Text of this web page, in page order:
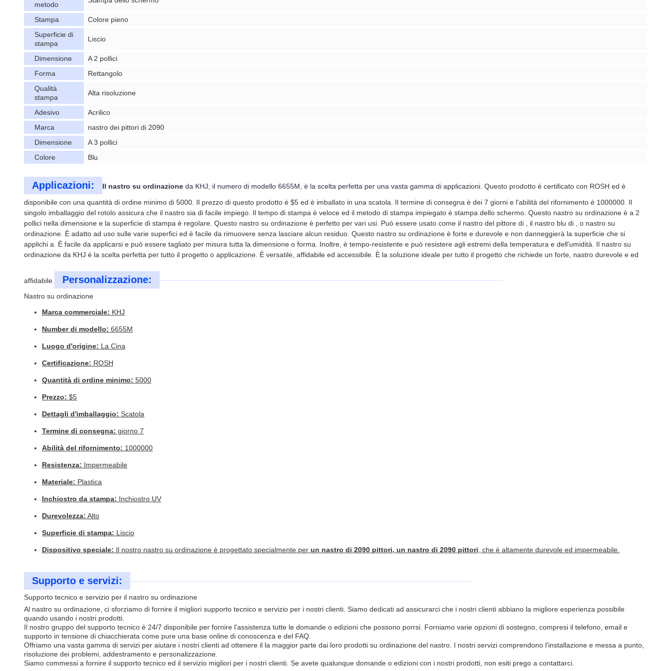
metodo
Stampa
Colore pieno
Superficie di
stampa
Liscio
Dimensione
A 2 pollici
Forma
Rettangolo
Qualità
stampa
Alta risoluzione
Adesivo
Acrilico
Marca
nastro dei pittori di 2090
Dimensione
A 3 pollici
Colore
Blu
Applicazioni: Il nastro su ordinazioneda KHJ, il numero di modello 6655M, è la scelta perfetta per una vasta gamma di applicazioni. Questo prodotto è certificato con ROSH ed è
disponibile con una quantità di ordine minimo di 5000. Il prezzo di questo prodotto è $5 ed è imballato in una scatola. Il termine di consegna è dei 7 giorni e l'abilità del rifornimento è 1000000. Il
singolo imballaggio del rotolo assicura che il nastro sia di facile impiego. Il tempo di stampa è veloce ed il metodo di stampa impiegato è stampa dello schermo. Questo nastro su ordinazione è a 2
pollici nella dimensione e la superficie di stampa è regolare. Questo nastro su ordinazione è perfetto per vari usi. Può essere usato come il nastro del pittore di , il nastro blu di , o nastro su
ordinazione. È adatto ad uso sulle varie superfici ed è facile da rimuovere senza lasciare alcun residuo. Questo nastro su ordinazione è forte e durevole e non danneggierà la superficie che si
applichi a. È facile da applicarsi e può essere tagliato per misura tutta la dimensione o forma. Inoltre, è tempo-resistente e può resistere agli estremi della temperatura e dell'umidità. Il nastro su
ordinazione da KHJ è la scelta perfetta per tutto il progetto o applicazione. È versatile, affidabile ed accessibile. È la soluzione ideale per tutto il progetto che richiede un forte, nastro durevole e ed
affidabile. Personalizzazione:
Nastro su ordinazione
Marca commerciale: KHJ
Number di modello: 6655M
Luogo d'origine: La Cina
Certificazione: ROSH
Quantità di ordine minimo: 5000
Prezzo: $5
Dettagli d'imballaggio: Scatola
Termine di consegna: giorno 7
Abilità del rifornimento: 1000000
Resistenza: Impermeabile
Materiale: Plastica
Inchiostro da stampa: Inchiostro UV
Durevolezza: Alto
Superficie di stampa: Liscio
Dispositivo speciale: Il nostro nastro su ordinazione è progettato specialmente per un nastro di 2090 pittori, un nastro di 2090 pittori , che è altamente durevole ed impermeabile.
Supporto e servizi:
Supporto tecnico e servizio per il nastro su ordinazione
Al nastro su ordinazione, ci sforziamo di fornire il migliori supporto tecnico e servizio per i nostri clienti. Siamo dedicati ad assicurarci che i nostri clienti abbiano la migliore esperienza possibile
quando usando i nostri prodotti.
Il nostro gruppo del supporto tecnico è 24/7 disponibile per fornire l'assistenza tutte le domande o edizioni che possono porrsi. Forniamo varie opzioni di sostegno, compresi il telefono, email e
supporto in tensione di chiacchierata come pure una base online di conoscenza e del FAQ.
Offriamo una vasta gamma di servizi per aiutare i nostri clienti ad ottenere il la maggior parte dai loro prodotti su ordinazione del nastro. I nostri servizi comprendono l'installazione e messa a punto,
risoluzione dei problemi, addestramento e personalizzazione.
Siamo commessi a fornire il supporto tecnico ed il servizio migliori per i nostri clienti. Se avete qualunque domande o edizioni con i nostri prodotti, non esiti prego a contattarci.